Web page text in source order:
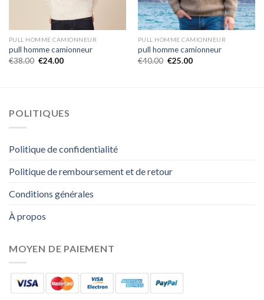
PULL HOMME CAMIONNEUR
pull homme camionneur
€38.00 €24.00
PULL HOMME CAMIONNEUR
pull homme camionneur
€40.00 €25.00
POLITIQUES
Politique de confidentialité
Politique de remboursement et de retour
Conditions générales
À propos
MOYEN DE PAIEMENT